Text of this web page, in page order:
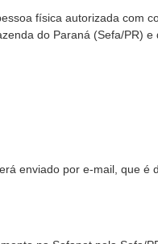
física autorizada com
do Paraná (Sefa/PR)
enviado por e-mail, que é